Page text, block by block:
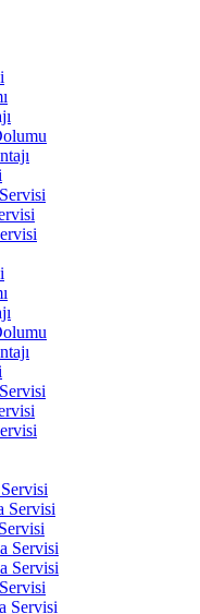
Servisi
Servisi
Servisi
Servisi